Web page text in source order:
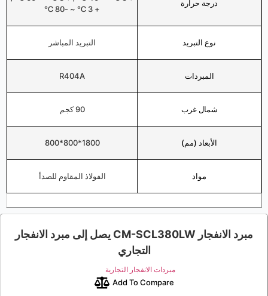
درجة حرارة
+ 3 ℃ ~ -80 ℃
نوع التبريد التبريد المباشر
المبردات R404A
شمال غرب 90 كجم
الأبعاد (مم) 1800*800*800
مواد الفولاذ المقاوم للصدأ
مبرد الانفجار CM-SCL380LW يصل إلى مبرد الانفجار
التجاري
مبردات الانفجار التجارية
Add To Compare